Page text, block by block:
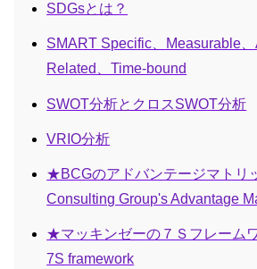
SDGsとは？
SMART Specific、Measurable、
Related、Time-bound
SWOT分析とクロスSWOT分析
VRIO分析
★BCGのアドバンテージマト
Consulting Group's Advantage
★マッキンゼーの７Ｓフレーム
7S framework